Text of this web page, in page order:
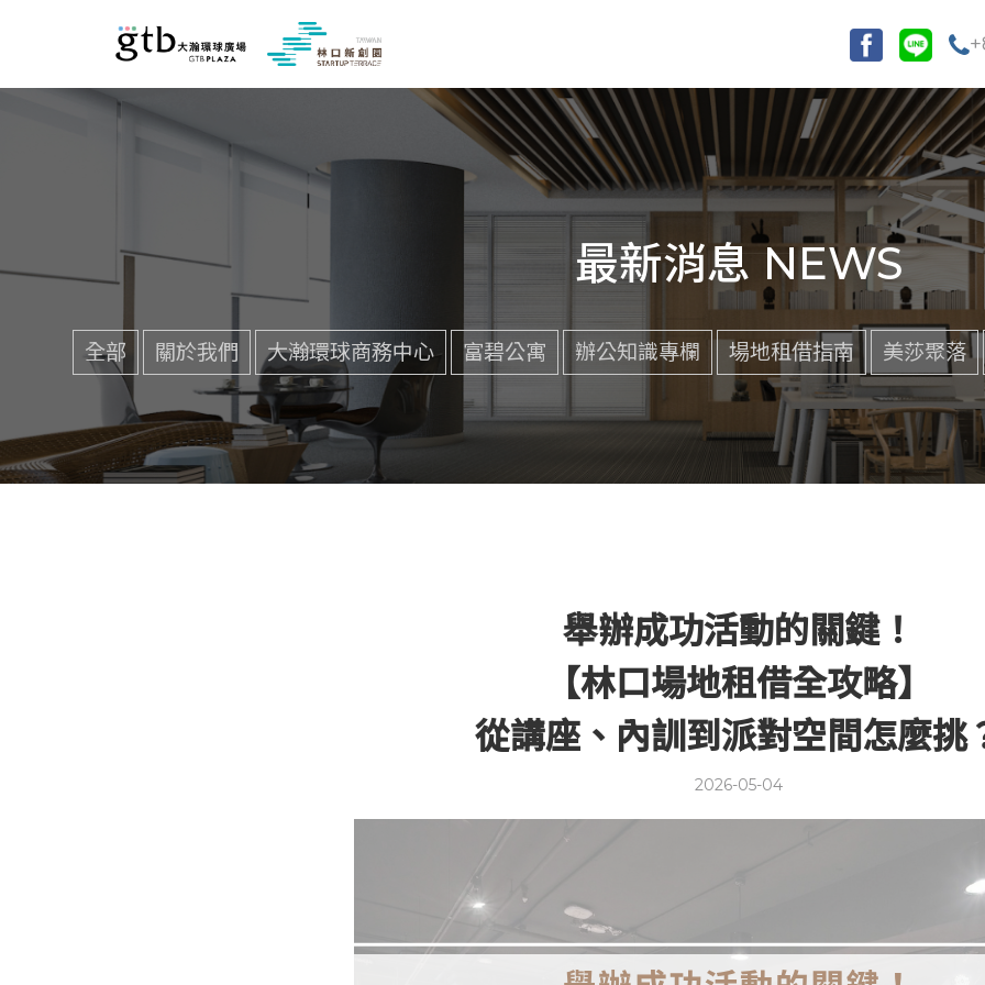
最新消息 NEWS
全部 關於我們 大瀚環球商務中心 富碧公寓 辦公知識專欄 場地租借指南 美莎聚落
舉辦成功活動的關鍵！
【林口場地租借全攻略】
從講座、內訓到派對空間怎麼挑
2026-05-04